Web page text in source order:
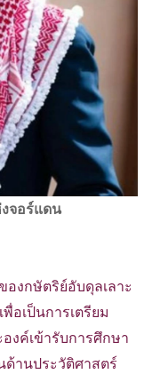
งจอร์แดน
องกษัตริย์อับดุลเลาะ
อเป็นการเตรียม
งค์เข้ารับการศึกษา
ด้านประวัติศาสตร์